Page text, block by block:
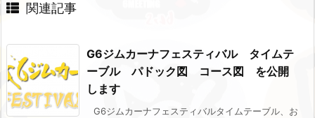
関連記事
G6ジムカーナフェスティバル タイムテ
ーブル パドック図 コース図 を公開
します
G6ジムカーナフェスティバルタイムテーブル、お